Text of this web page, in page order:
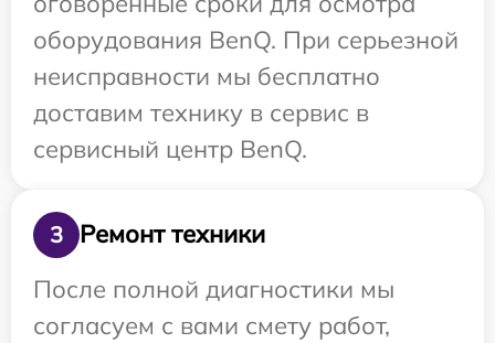
оборудования BenQ. При серьезной
неисправности мы бесплатно
доставим технику в сервис в
сервисный центр BenQ.
3
Ремонт техники
После полной диагностики мы
согласуем с вами смету работ,